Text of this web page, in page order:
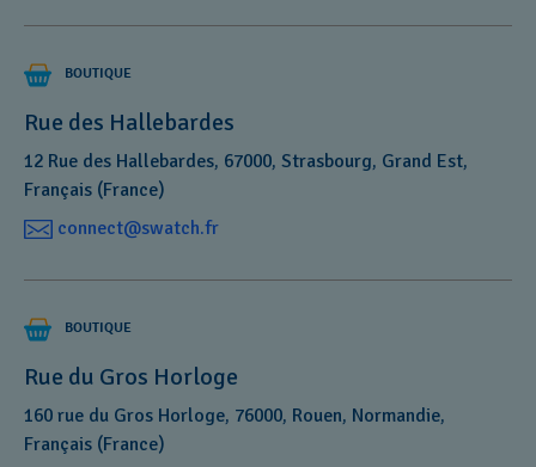
BOUTIQUE
Rue des Hallebardes
12 Rue des Hallebardes, 67000, Strasbourg, Grand Est,
Français (France)
connect@swatch.fr
BOUTIQUE
Rue du Gros Horloge
160 rue du Gros Horloge, 76000, Rouen, Normandie,
Français (France)